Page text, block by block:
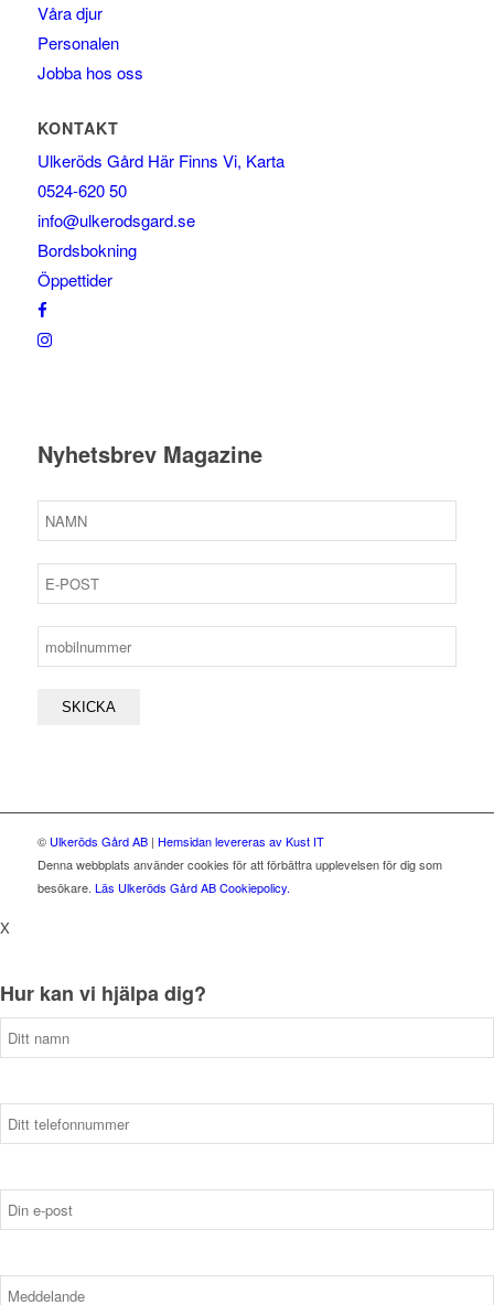
Våra djur
Personalen
Jobba hos oss
KONTAKT
Ulkeröds Gård Här Finns Vi, Karta
0524-620 50
info@ulkerodsgard.se
Bordsbokning
Öppettider
Nyhetsbrev Magazine
© Ulkeröds Gård AB| Hemsidan levereras av Kust IT
Denna webbplats använder cookies för att förbättra upplevelsen för dig som
besökare. Läs Ulkeröds Gård AB Cookiepolicy.
X
Hur kan vi hjälpa dig?